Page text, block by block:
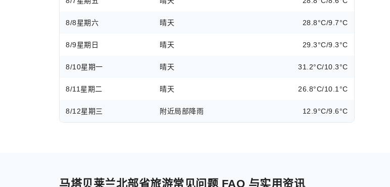
8/8星期六 晴天 28.8°C/9.7°C
8/9星期日 晴天 29.3°C/9.3°C
8/10星期一 晴天 31.2°C/10.3°C
8/11 星期二 晴天 26.8°C/10.1°C
8/12星期三 附近局部降雨 12.9°C/9.6°C
马塔贝莱兰北部省旅游常见问题 FAQ 与实用资讯